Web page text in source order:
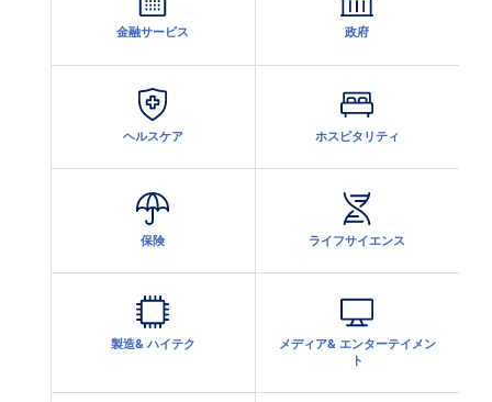
金融サービス 政府
ヘルスケア ホスピタリティ
保険 ライフサイエンス
製造& ハイテク
メディア& エンターテイメン
ト